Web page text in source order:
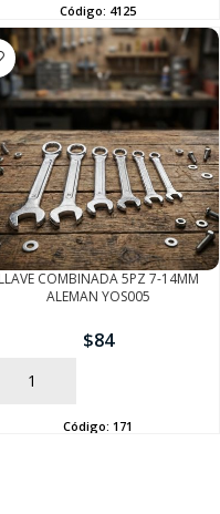
Código: 4125
LLAVE COMBINADA 5PZ 7-14MM
ALEMAN YOS005
$84
AÑADIR
Código: 171